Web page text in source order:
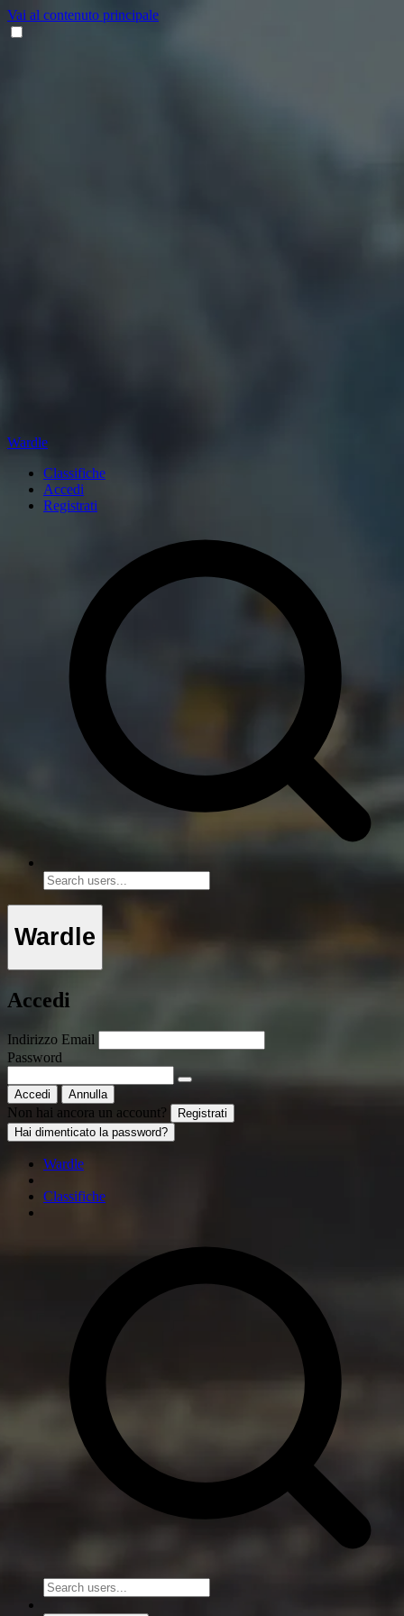
Vai al contenuto principale
Wardle
Classifiche
Accedi
Registrati
Wardle
Accedi
Indirizzo Email
Password
Accedi Annulla
Non hai ancora un account?
Registrati
Hai dimenticato la password?
Wardle
Classifiche